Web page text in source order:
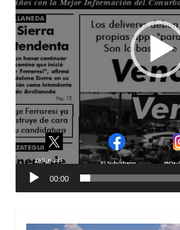
00:00